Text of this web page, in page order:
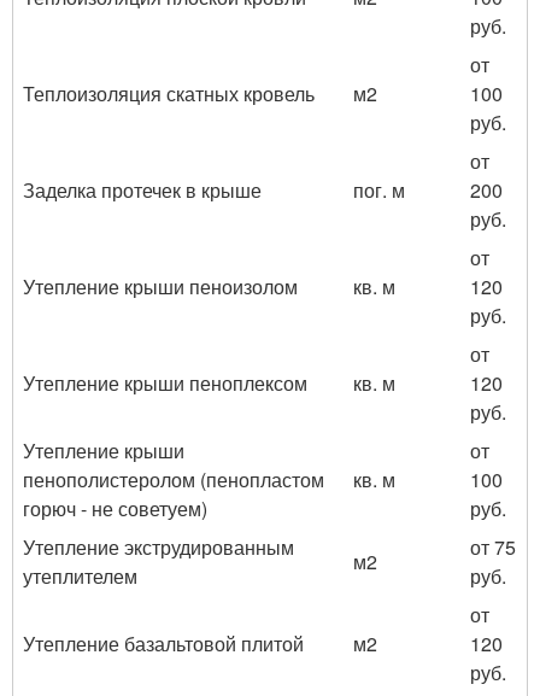
руб.
Теплоизоляция скатных кровель м2
от
100
руб.
Заделка протечек в крыше пог. м
от
200
руб.
Утепление крыши пеноизолом кв. м
от
120
руб.
Утепление крыши пеноплексом кв. м
от
120
руб.
Утепление крыши
пенополистеролом (пенопластом
горюч - не советуем)
кв. м
от
100
руб.
Утепление экструдированным
утеплителем
м2
от 75
руб.
Утепление базальтовой плитой м2
от
120
руб.